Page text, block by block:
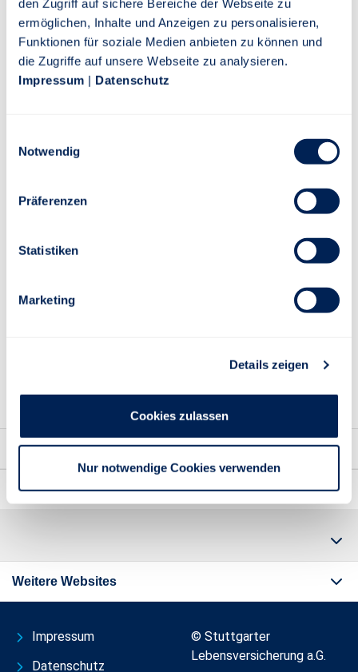
den Zugriff auf sichere Bereiche der Webseite zu
ermöglichen, Inhalte und Anzeigen zu personalisieren,
Funktionen für soziale Medien anbieten zu können und
die Zugriffe auf unsere Webseite zu analysieren.
Impressum | Datenschutz
Notwendig
Präferenzen
Statistiken
Marketing
Details zeigen
Cookies zulassen
Nur notwendige Cookies verwenden
Montag bis Freitag von 8 bis 20 Uhr
E-Mail: info@stuttgarter.de
Schaden-Hotline: 0711 665-2233
70197 Stuttgart
Gesundheitserklärung
Kontakt
Wichtige Informationen
Weitere Websites
Impressum
Datenschutz
© Stuttgarter
Lebensversicherung a.G.